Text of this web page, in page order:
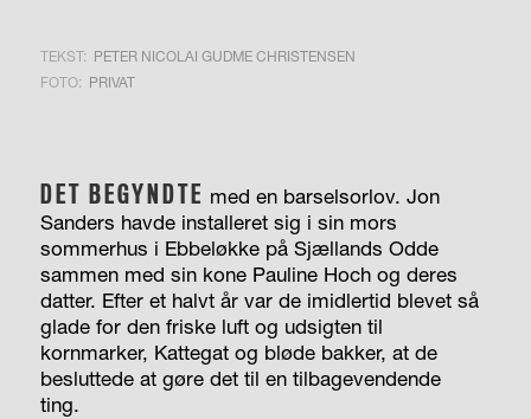
TEKST: PETER NICOLAI GUDME CHRISTENSEN
FOTO: PRIVAT
DET BEGYNDTE med en barselsorlov. Jon
Sanders havde installeret sig i sin mors
sommerhus i Ebbeløkke på Sjællands Odde
sammen med sin kone Pauline Hoch og deres
datter. Efter et halvt år var de imidlertid blevet så
glade for den friske luft og udsigten til
kornmarker, Kattegat og bløde bakker, at de
besluttede at gøre det til en tilbagevendende
ting.